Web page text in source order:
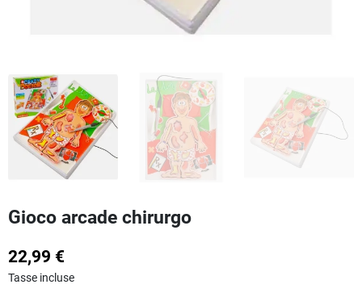
Gioco arcade chirurgo
22,99 €
Tasse incluse